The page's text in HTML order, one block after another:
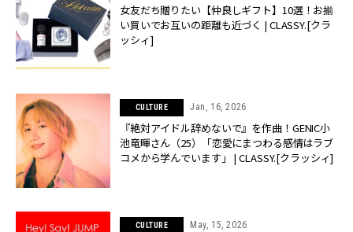
女友だち贈りたい【仲良しギフト】10選！お揃
い買いでお互いの距離も近づく | CLASSY.[クラ
ッシィ]
CULTURE Jan, 16, 2026
『絶対アイドル辞めないで』を作曲！GENIC小
池竜暉さん（25）「恋愛にまつわる感情はラブ
コメから学んでいます」 | CLASSY.[クラッシィ]
CULTURE May, 15, 2026